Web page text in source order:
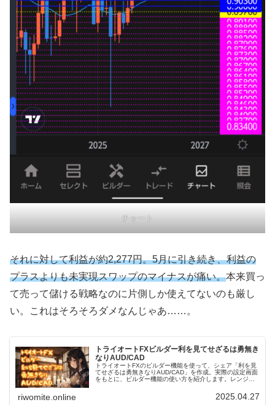
チャート
それに対して利益が約2,277円。5月に引き続き、利益の
プラスよりも未実現スワップのマイナスが痛い。本来買っ
て売って儲ける戦略なのに片側しか使えてないのも厳し
い。これはそろそろダメなんじゃあ……。
トライオートFXビルダー利を見てせざるは勇無き
なりAUD/CAD
トライオートFXのビルダー機能を使って、シェア「利を見
てせざるは勇無きなりAUD/CAD」を作成。実際の設定画面
をもとに、ビルダー機能の使い方を紹介します。レンジア
riwomite.online 2025.04.27